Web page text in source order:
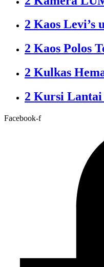
2 Kaos Levi’s
2 Kaos Polos
2 Kulkas
2 Kursi
Facebook-f